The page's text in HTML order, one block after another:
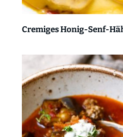
Cremiges Honig-Senf-